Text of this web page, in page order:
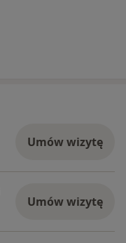
Umów wizytę
Umów wizytę